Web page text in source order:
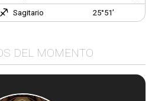
Sagitario 25°51’
DEL MOMENTO